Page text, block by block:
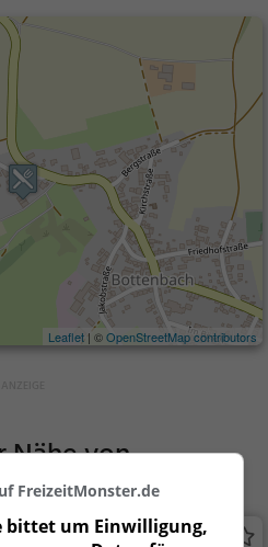
Leaflet | ©OpenStreetMap contributors
Nähe von
Morschelweiher
FreizeitMonster.de
bittet um Einwilligung,